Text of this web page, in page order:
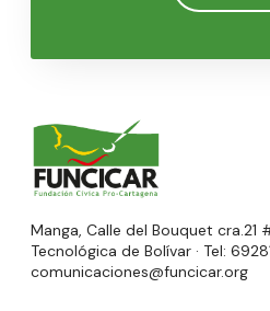
Manga, Calle del Bouquet cra.21
Tecnológica de Bolívar · Tel:
comunicaciones@funcicar.org